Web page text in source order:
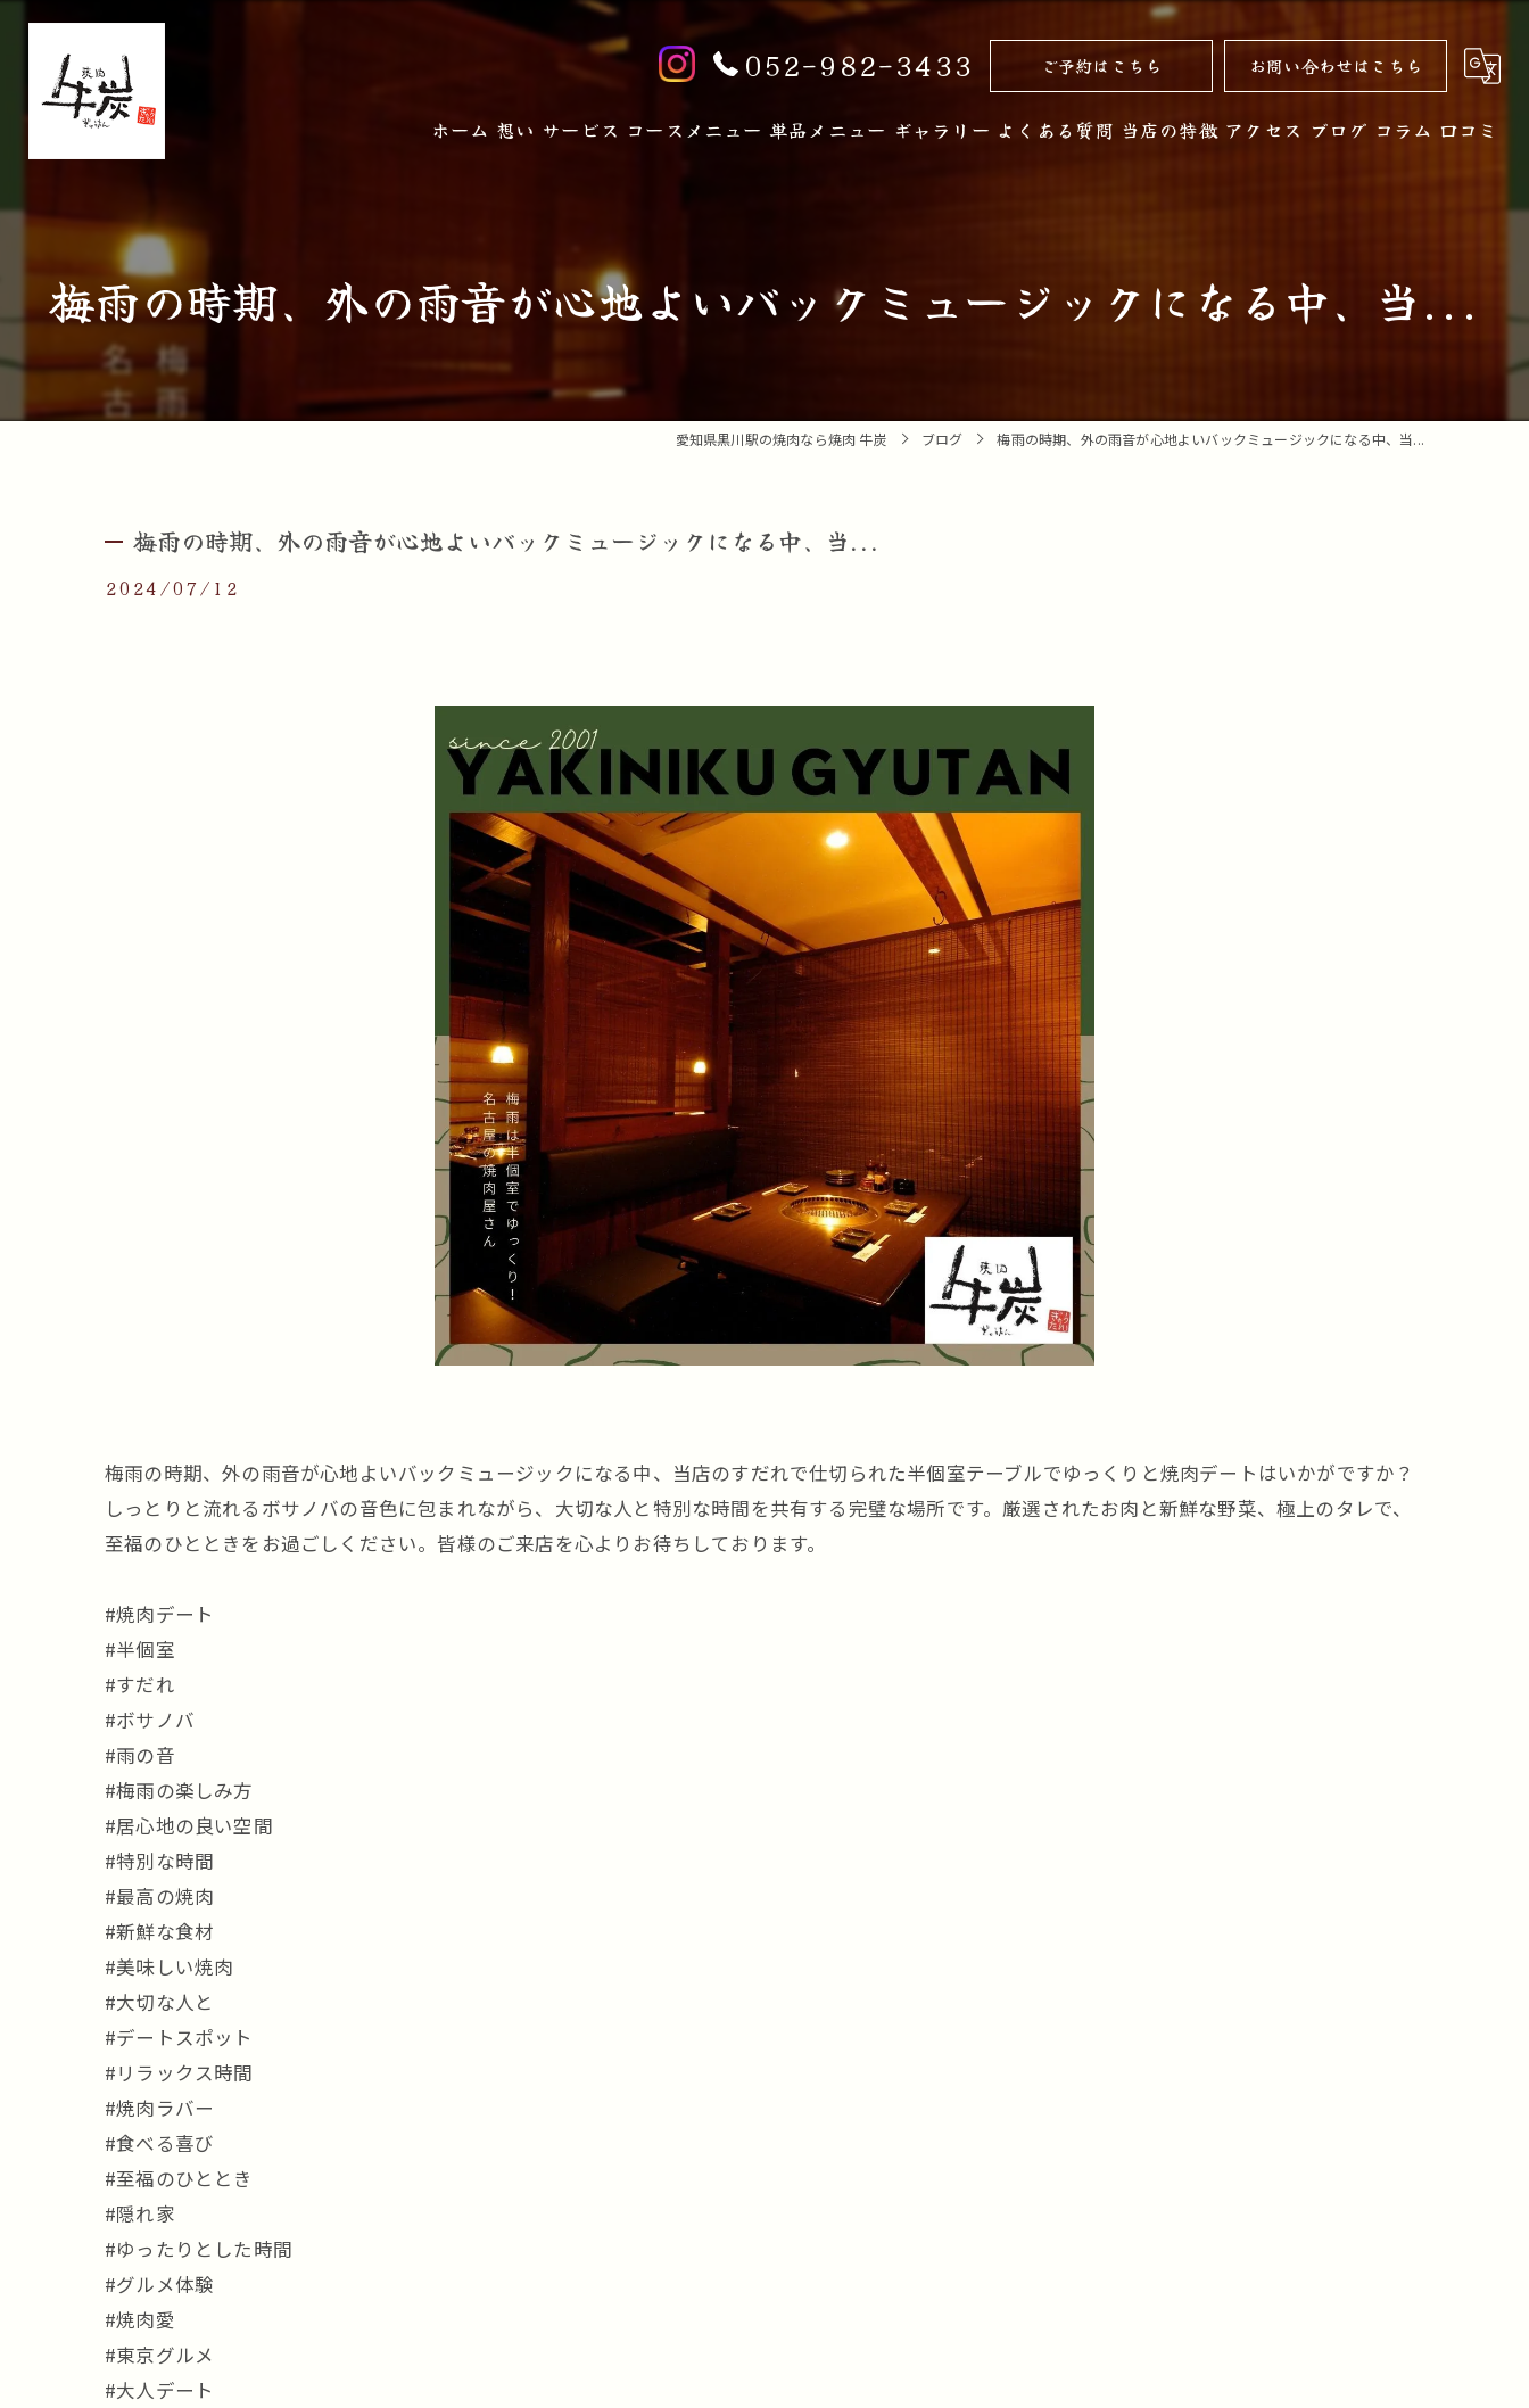
052-982-3433 ご予約はこちら お問い合わせはこちら
ホーム 想い サービス コースメニュー 単品メニュー ギャラリー よくある質問 当店の特徴
ノンアルコール
デザート
アクセス ブログ コラム 口コミ
梅雨の時期、外の雨音が心地よいバックミュージックになる中、当...
愛知県黒川駅の焼肉なら焼肉 牛炭 ブログ 梅雨の時期、外の雨音が心地よいバックミュージックになる中、当...
梅雨の時期、外の雨音が心地よいバックミュージックになる中、当...
2024/07/12
梅雨の時期、外の雨音が心地よいバックミュージックになる中、当店のすだれで仕切られた半個室テーブルでゆっくりと焼肉デートはいかがですか？
しっとりと流れるボサノバの音色に包まれながら、大切な人と特別な時間を共有する完璧な場所です。厳選されたお肉と新鮮な野菜、極上のタレで、
至福のひとときをお過ごしください。皆様のご来店を心よりお待ちしております。
#焼肉デート
#半個室
#すだれ
#ボサノバ
#雨の音
#梅雨の楽しみ方
#居心地の良い空間
#特別な時間
#最高の焼肉
#新鮮な食材
#美味しい焼肉
#大切な人と
#デートスポット
#リラックス時間
#焼肉ラバー
#食べる喜び
#至福のひととき
#隠れ家
#ゆったりとした時間
#グルメ体験
#焼肉愛
#東京グルメ
#大人デート